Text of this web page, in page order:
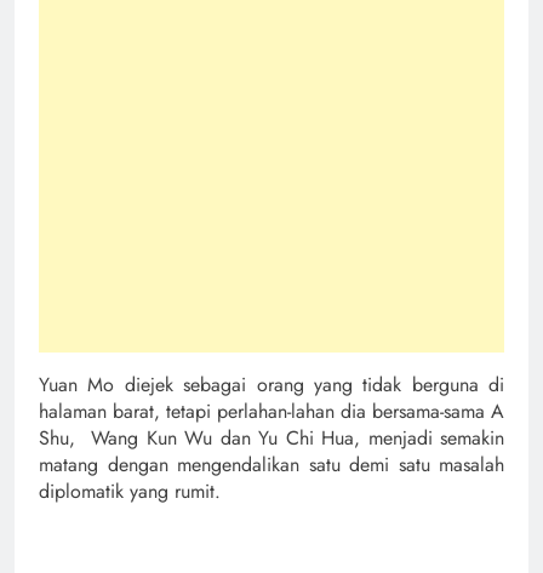
Yuan Mo diejek sebagai orang yang tidak berguna di
halaman barat, tetapi perlahan-lahan dia bersama-sama A
Shu, Wang Kun Wu dan Yu Chi Hua, menjadi semakin
matang dengan mengendalikan satu demi satu masalah
diplomatik yang rumit.